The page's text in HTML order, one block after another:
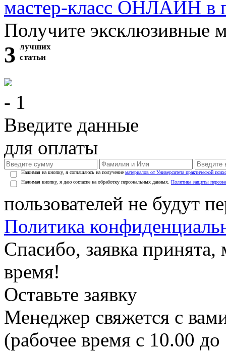
мастер-класс ОНЛАЙН в
Получите эксклюзивные
3 лучших
статьи
- 1
Введите данные
для оплаты
Нажимая на кнопку, я соглашаюсь на получение материалов от Университета практической
Нажимая кнопку, я даю согласие на обработку персональных данных. Политика защиты
пользователей не будут
Политика
Спасибо, заявка
время!
Оставьте заявку
Менеджер свяжется с
(рабочее время с 10.00